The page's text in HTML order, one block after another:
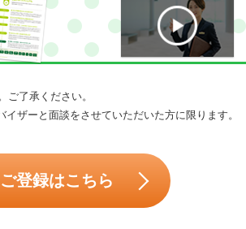
了承ください。
ザーと面談をさせていただいた方に限ります。
登録はこちら